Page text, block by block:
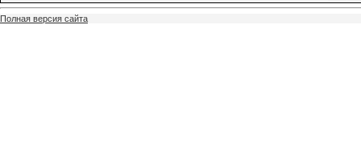
Полная версия сайта